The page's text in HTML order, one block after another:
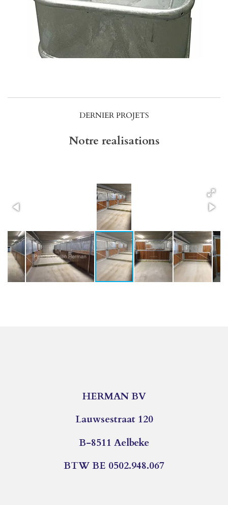
DERNIER PROJETS
Notre realisations
HERMAN BV
Lauwsestraat 120
B-8511 Aelbeke
BTW BE 0502.948.067